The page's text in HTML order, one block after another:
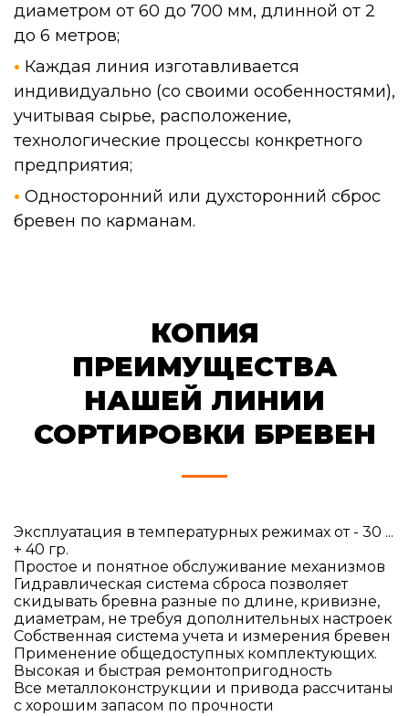
диаметром от 60 до 700 мм, длинной от 2
до 6 метров;
• Каждая линия изготавливается
индивидуально (со своими особенностями),
учитывая сырье, расположение,
технологические процессы конкретного
предприятия;
• Односторонний или духсторонний сброс
бревен по карманам.
КОПИЯ
ПРЕИМУЩЕСТВА
НАШЕЙ ЛИНИИ
СОРТИРОВКИ БРЕВЕН
Эксплуатация в температурных режимах от - 30 ...
+ 40 гр.
Простое и понятное обслуживание механизмов
Гидравлическая система сброса позволяет
скидывать бревна разные по длине, кривизне,
диаметрам, не требуя дополнительных настроек
Собственная система учета и измерения бревен
Применение общедоступных комплектующих.
Высокая и быстрая ремонтопригодность
Все металлоконструкции и привода рассчитаны
с хорошим запасом по прочности